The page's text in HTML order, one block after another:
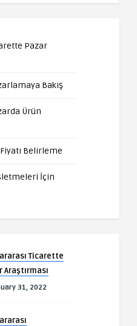
Pazar
Bakış
Ürün
Belirleme
İçin
Ticarette
Araştırması
31, 2022